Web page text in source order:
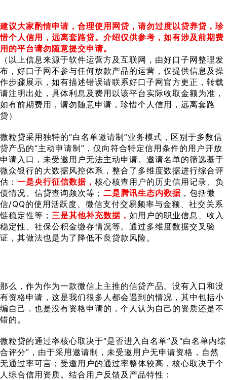
建议大家酌情申请，合理使用网贷，请勿过度以贷养贷，珍
惜个人信用，远离套路贷。介绍仅供参考，如有涉及前期费
用的平台请勿随意提交申请。
（以上信息来源于软件运营方及互联网，由好口子网整理发
布，好口子网不参与任何放款产品的运营，仅提供信息及操
作步骤展示，如有描述错误请联系好口子网官方更正，转载
请注明出处，具体利息及费用以该平台实际收取金额为准，
如有前期费用，请勿随意申请，珍惜个人信用，远离套路
贷）
微粒贷采用独特的“白名单邀请制”业务模式，区别于多数信
贷产品的“主动申请制”，仅向符合特定信用条件的用户开放
申请入口，未受邀用户无法主动申请。邀请名单的筛选基于
微众银行的大数据风控体系，整合了多维度数据进行综合评
估： 一是央行征信数据， 核心核查用户的历史信用记录、负
债情况、信贷查询频次等； 二是腾讯生态内数据 ，包括微
信/QQ的使用活跃度、微信支付交易频率与金额、社交关系
链稳定性等； 三是其他补充数据， 如用户的职业信息、收入
稳定性、社保公积金缴存情况等。通过多维度数据交叉验
证，其做法也是为了降低不良贷款风险。
那么，作为作为一款微信上主推的信贷产品。没有入口和没
有资格申请，这是我们很多人都会遇到的情况，其中包括小
编自己，也是没有资格申请的，个人认为自己的资质还是不
错的。
微粒贷的通过率核心取决于“是否进入白名单”及“白名单内综
合评分”，由于采用邀请制，未受邀用户无申请资格，自然
无通过率可言；受邀用户的通过率整体较高，核心取决于个
人综合信用资质。结合用户反馈及产品特性：